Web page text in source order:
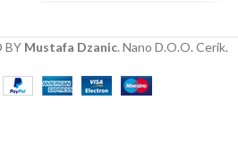
BY Mustafa Dzanic. Nano D.O.O. Cerik.